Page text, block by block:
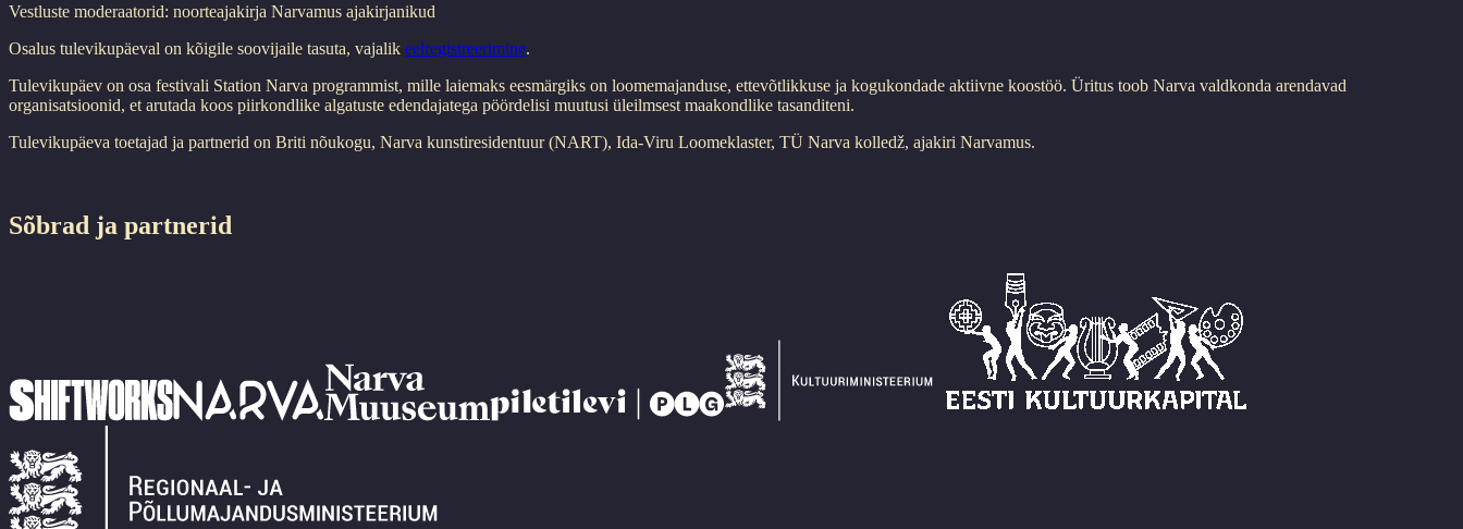
Vestluste moderaatorid: noorteajakirja Narvamus ajakirjanikud
Osalus tulevikupäeval on kõigile soovijaile tasuta, vajalik eelregistreerimine.
Tulevikupäev on osa festivali Station Narva programmist, mille laiemaks eesmärgiks on loomemajanduse, ettevõtlikkuse ja kogukondade aktiivne koostöö. Üritus toob Narva valdkonda arendavad
organisatsioonid, et arutada koos piirkondlike algatuste edendajatega pöördelisi muutusi üleilmsest maakondlike tasanditeni.
Tulevikupäeva toetajad ja partnerid on Briti nõukogu, Narva kunstiresidentuur (NART), Ida-Viru Loomeklaster, TÜ Narva kolledž, ajakiri Narvamus.
Sõbrad ja partnerid